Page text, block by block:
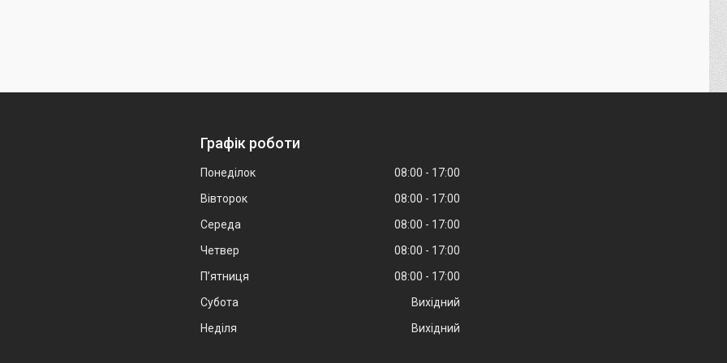
Графік роботи
Понеділок 08:00
17:00
Вівторок
08:00
17:00
Середа
08:00
17:00
Четвер
08:00
17:00
Пʼятниця
08:00
17:00
Субота
Вихідний
Неділя
Вихідний